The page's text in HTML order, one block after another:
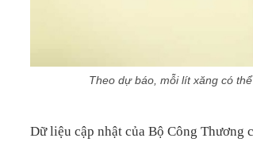
Theo dự báo, mỗi lít xăng có
Dữ liệu cập nhật của Bộ Công Thương